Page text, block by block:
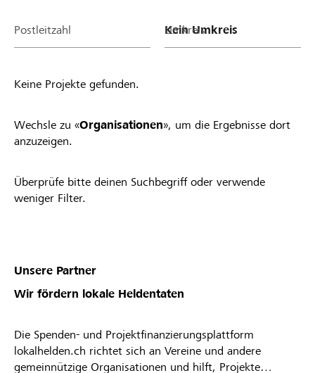
Postleitzahl Umkreis
Keine Projekte gefunden.
Wechsle zu «Organisationen», um die Ergebnisse dort
anzuzeigen.
Überprüfe bitte deinen Suchbegriff oder verwende
weniger Filter.
Unsere Partner
Wir fördern lokale Heldentaten
Die Spenden- und Projektfinanzierungsplattform
lokalhelden.ch richtet sich an Vereine und andere
gemeinnützige Organisationen und hilft, Projekte